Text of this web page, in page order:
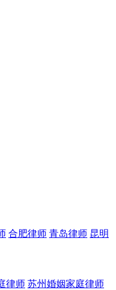
合肥律师 青岛律师 昆明
律师 苏州婚姻家庭律师